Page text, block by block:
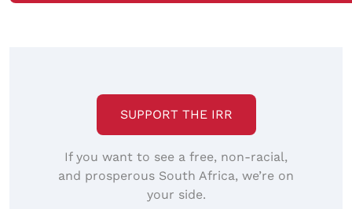
SUPPORT THE IRR
If you want to see a free, non-racial,
and prosperous South Africa, we’re on
your side.